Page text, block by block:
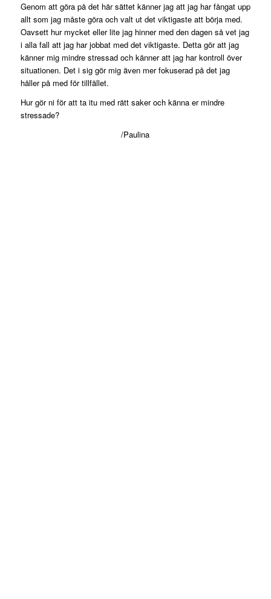
Genom att göra på det här sättet känner jag att jag har fångat upp
allt som jag måste göra och valt ut det viktigaste att börja med.
Oavsett hur mycket eller lite jag hinner med den dagen så vet jag
i alla fall att jag har jobbat med det viktigaste. Detta gör att jag
känner mig mindre stressad och känner att jag har kontroll över
situationen. Det i sig gör mig även mer fokuserad på det jag
håller på med för tillfället.
Hur gör ni för att ta itu med rätt saker och känna er mindre
stressade?
/Paulina